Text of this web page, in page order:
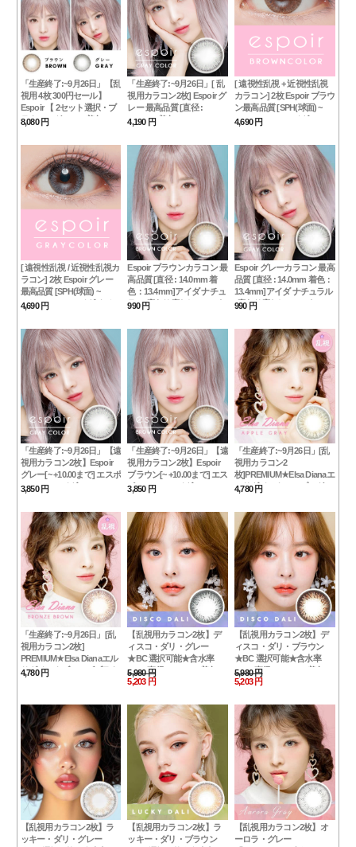
「生産終了:~9月26日」【乱
視用 4枚 300円セール】
Espoir 【 2セット選択・ブ
ラウン・グレー・着色：
ダ、ナチュラル
8,080 円
「生産終了:~9月26日」[ 乱
視用カラコン2枚] Espoir グ
レー 最高品質 [直径 :
14.0mm 着色：13.4mm]ア
4,190 円
[ 遠視性乱視 + 近視性乱視
カラコン] 2枚 Espoir ブラウ
ン最高品質 [SPH(球面) ~
-12.00、~ +10]アイダ
4,690 円
[ 遠視性乱視 / 近視性乱視カ
ラコン] 2枚 Espoir グレー
最高品質 [SPH(球面) ~
-12.00、~ +10]アイダ ナチュ
4,690 円
Espoir ブラウンカラコン 最
高品質 [直径 : 14.0mm 着
色：13.4mm]アイダ ナチュ
ラル(度あり度なし~-8.00ま
990 円
Espoir グレーカラコン 最高
品質 [直径 : 14.0mm 着色：
13.4mm]アイダ ナチュラル
(度あり度なし~-8.00まで)
990 円
「生産終了:~9月26日」【遠
視用カラコン2枚】Espoir
グレー[~ +10.00まで] エスポ
ワール・アイダ Gray
3,850 円
「生産終了:~9月26日」【遠
視用カラコン2枚】Espoir
ブラウン[~ +10.00まで] エス
ポワール・アイダ Brown
3,850 円
「生産終了:~9月26日」[乱
視用カラコン2
枚]PREMIUM★Elsa Dianaエ
ルサダイアナアップルグレ
着色：13.6mm] Elsa Diana
Gray
4,780 円
「生産終了:~9月26日」[乱
視用カラコン2枚]
PREMIUM★Elsa Dianaエル
サダイアナブロンズブラウ
Brown
4,780 円
【乱視用カラコン2枚】デ
ィスコ・ダリ・グレー
★BC 選択可能★含水率
42% [直径 : 14.0mm 着色：
13.7mm BC : 8.2/8.4/8.6]
5,980 円
5,203 円
【乱視用カラコン2枚】デ
ィスコ・ダリ・ブラウン
★BC 選択可能★含水率
42% [直径 : 14.0mm 着色：
13.7mm BC : 8.2/8.4/8.6]
5,980 円
5,203 円
【乱視用カラコン2枚】ラ
ッキー・ダリ・グレー
【乱視用カラコン2枚】ラ
ッキー・ダリ・ブラウン
【乱視用カラコン2枚】オ
ーロラ・グレー